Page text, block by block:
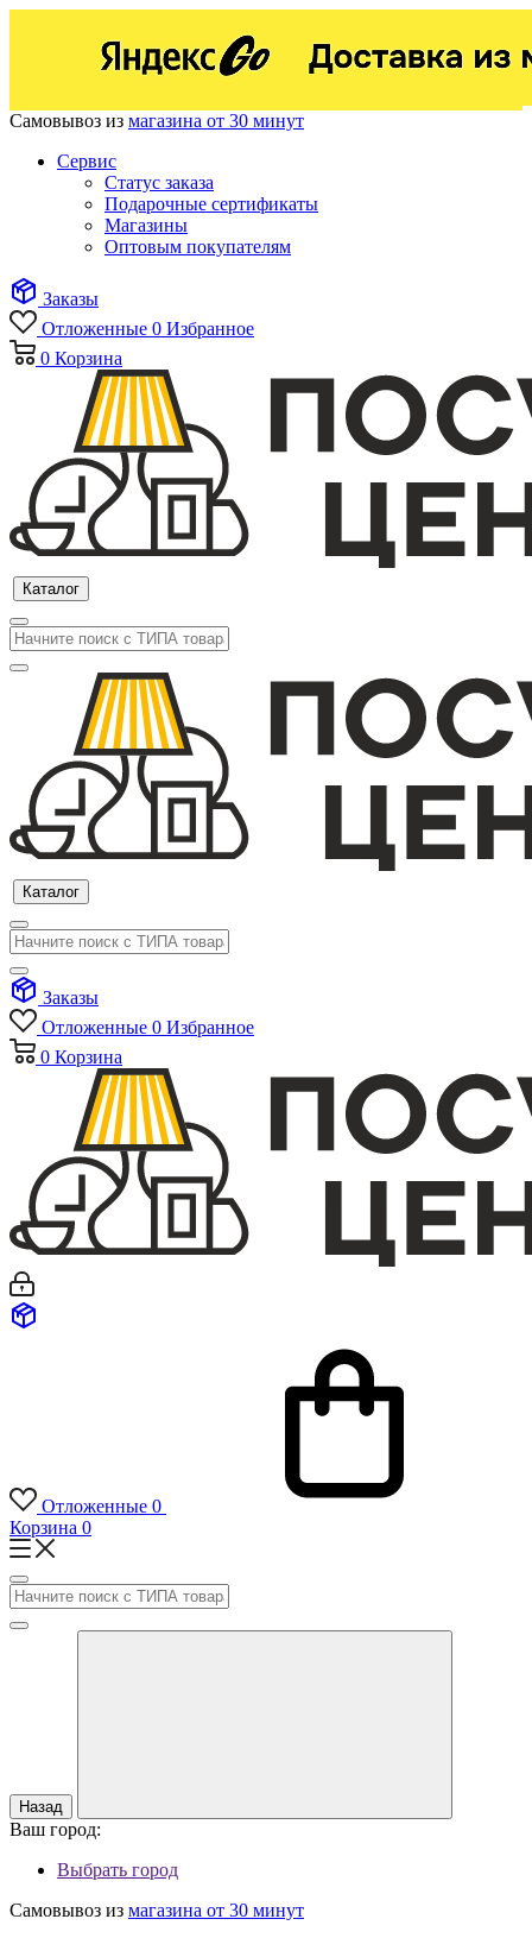
Самовывоз из магазина от 30 минут
Сервис
Статус заказа
Подарочные сертификаты
Магазины
Оптовым покупателям
Заказы
Отложенные 0 Избранное
0 Корзина
Каталог
Каталог
Заказы
Отложенные 0 Избранное
0 Корзина
Отложенные 0
Корзина 0
Назад
Ваш город:
Выбрать город
Самовывоз из магазина от 30 минут